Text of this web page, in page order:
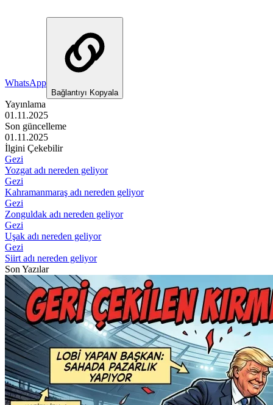
WhatsApp
Bağlantıyı Kopyala
Yayınlama
01.11.2025
Son güncelleme
01.11.2025
İlgini Çekebilir
Gezi
Yozgat adı nereden geliyor
Gezi
Kahramanmaraş adı nereden geliyor
Gezi
Zonguldak adı nereden geliyor
Gezi
Uşak adı nereden geliyor
Gezi
Siirt adı nereden geliyor
Son Yazılar